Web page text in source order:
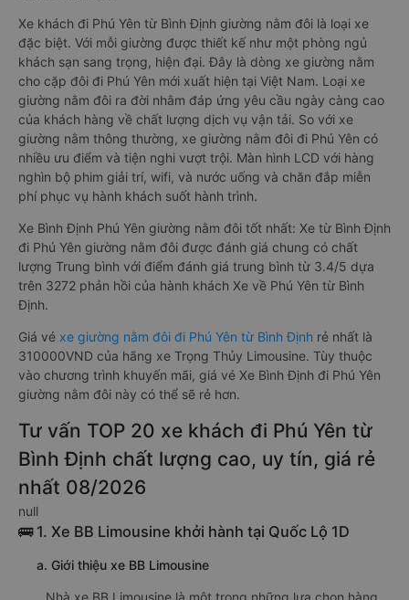
Xe khách đi Phú Yên từ Bình Định giường nằm đôi là loại xe
đặc biệt. Với mỗi giường được thiết kế như một phòng ngủ
khách sạn sang trọng, hiện đại. Đây là dòng xe giường nằm
cho cặp đôi đi Phú Yên mới xuất hiện tại Việt Nam. Loại xe
giường nằm đôi ra đời nhằm đáp ứng yêu cầu ngày càng cao
của khách hàng về chất lượng dịch vụ vận tải. So với xe
giường nằm thông thường, xe giường nằm đôi đi Phú Yên có
nhiều ưu điểm và tiện nghi vượt trội. Màn hình LCD với hàng
nghìn bộ phim giải trí, wifi, và nước uống và chăn đắp miễn
phí phục vụ hành khách suốt hành trình.
Xe Bình Định Phú Yên giường nằm đôi tốt nhất: Xe từ Bình Định
đi Phú Yên giường nằm đôi được đánh giá chung có chất
lượng Trung bình với điểm đánh giá trung bình từ 3.4/5 dựa
trên 3272 phản hồi của hành khách Xe về Phú Yên từ Bình
Định.
Giá vé xe giường nằm đôi đi Phú Yên từ Bình Định rẻ nhất là
310000VND của hãng xe Trọng Thủy Limousine. Tùy thuộc
vào chương trình khuyến mãi, giá vé Xe Bình Định đi Phú Yên
giường nằm đôi này có thể sẽ rẻ hơn.
Tư vấn TOP 20 xe khách đi Phú Yên từ
Bình Định chất lượng cao, uy tín, giá rẻ
nhất 08/2026
null
🚌 1. Xe BB Limousine khởi hành tại Quốc Lộ 1D
a. Giới thiệu xe BB Limousine
Nhà xe BB Limousine là một trong những lựa chọn hàng